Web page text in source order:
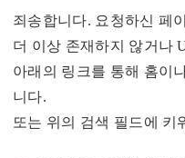
죄송합니다. 요청하신 페
더 이상 존재하지 않거나
아래의 링크를 통해 홈이
니다.
또는 위의 검색 필드에 키